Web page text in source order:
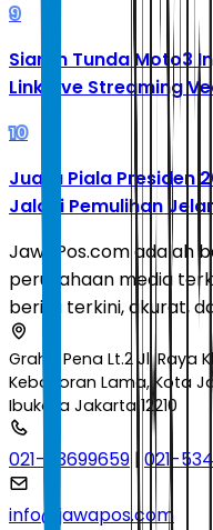
9
Siaran Tunda Moto3
Link Live Streaming
10
Juara Piala Presiden
Jalani Pemulihan
JawaPos.com adalah
perusahaan media
berita terkini, akurat,
Graha Pena Lt.2 Jl. Raya
Kebayoran Lama, Kota
Ibukota Jakarta 12210
021-53699659 | 021-
info@jawapos.com